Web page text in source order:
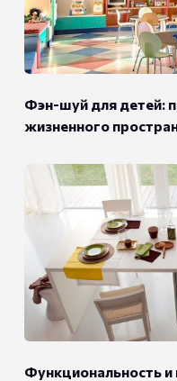
Фэн-шуй для детей:
жизненного
Функциональность и